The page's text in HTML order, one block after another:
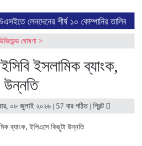
লেনদেনের শীর্ষ ১০ কোম্পানির তালিকা প্রকাশ
সাপ্তাহিক লেনদেনের শীর্ষ ১০
সূচক কমলেও লেনদেন ও বাজার মূলধনে উত্থান
ঘোষণা >
ইসলামিক ব্যাংক,
উন্নতি
০৮ জুলাই ২০২৬ | 57 বার পঠিত | প্রিন্ট